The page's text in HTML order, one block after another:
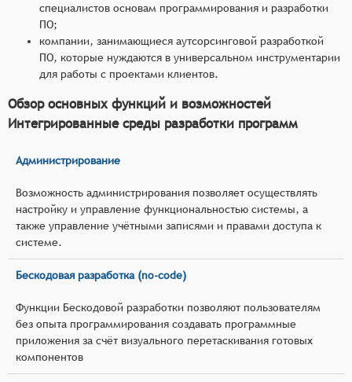
специалистов основам программирования и разработки
ПО;
компании, занимающиеся аутсорсинговой разработкой
ПО, которые нуждаются в универсальном инструментарии
для работы с проектами клиентов.
Обзор основных функций и возможностей
Интегрированные среды разработки программ
Администрирование
Возможность администрирования позволяет осуществлять
настройку и управление функциональностью системы, а
также управление учётными записями и правами доступа к
системе.
Бескодовая разработка (no-code)
Функции Бескодовой разработки позволяют пользователям
без опыта программирования создавать программные
приложения за счёт визуального перетаскивания готовых
компонентов